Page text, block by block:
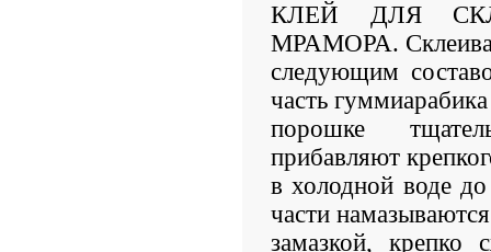
КЛЕЙ ДЛЯ
МРАМОРА.
следующим
часть
порошке
прибавляют
в холодной воде
части
замазкой, крепко